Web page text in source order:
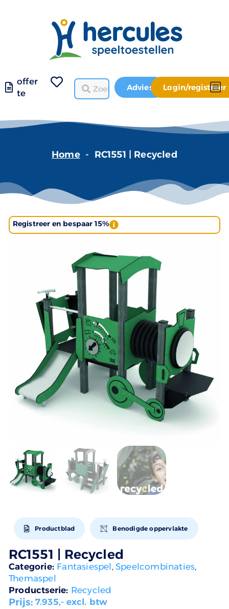
offer
te
Advies Login/registreer
Home - RC1551 | Recycled
Registreer en bespaar 15%
Productblad Benodigde oppervlakte
RC1551 | Recycled
Categorie: Fantasiespel , Speelcombinaties,
Themaspel
Productserie: Recycled
Prijs:7.935,- excl. btw